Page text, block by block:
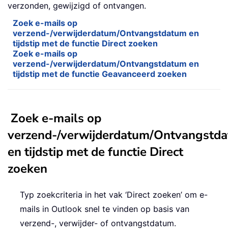
verzonden, gewijzigd of ontvangen.
Zoek e-mails op
verzend-/verwijderdatum/Ontvangstdatum en
tijdstip met de functie Direct zoeken
Zoek e-mails op
verzend-/verwijderdatum/Ontvangstdatum en
tijdstip met de functie Geavanceerd zoeken
Zoek e-mails op
verzend-/verwijderdatum/
en tijdstip met de functie Direct
zoeken
Typ zoekcriteria in het vak ‘Direct zoeken’ om e-
mails in Outlook snel te vinden op basis van
verzend-, verwijder- of ontvangstdatum.